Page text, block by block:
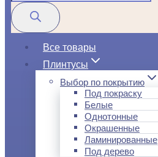
товаров
Все товары
Плинтусы
Выбор по покрытию
Под покраску
Белые
Однотонные
Окрашенные
Ламинированные
Под дерево